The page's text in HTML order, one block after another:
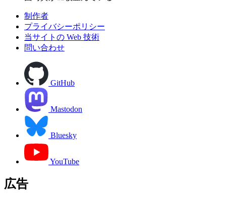
制作者
プライバシーポリシー
当サイトの Web 技術
問い合わせ
GitHub
Mastodon
Bluesky
YouTube
広告